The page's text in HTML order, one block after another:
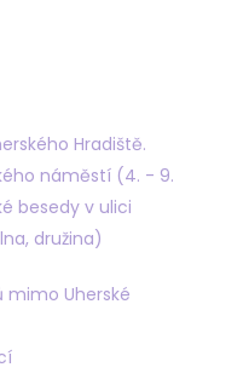
Hradiště.
náměstí (4. - 9.
besedy v ulici
družina)
mimo Uherské